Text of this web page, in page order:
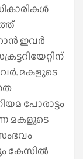
ഇവർ
മകളുടെ
പോരാട്ടം
മകളുടെ
കേസിൽ